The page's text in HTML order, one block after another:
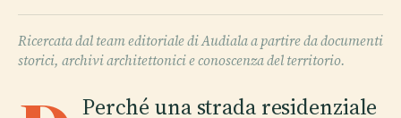
Ricercata dal team editoriale di Audiala a partire da documenti
storici, archivi architettonici e conoscenza del territorio.
Perché una strada residenziale